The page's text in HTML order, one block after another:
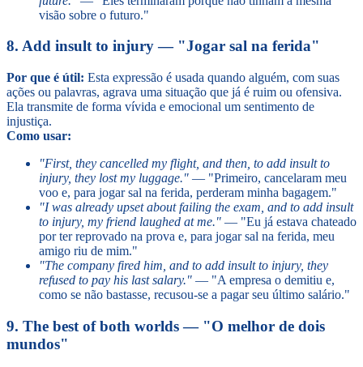
visão sobre o futuro."
8. Add insult to injury — "Jogar sal na ferida"
Por que é útil: Esta expressão é usada quando alguém, com suas
ações ou palavras, agrava uma situação que já é ruim ou ofensiva.
Ela transmite de forma vívida e emocional um sentimento de
injustiça.
Como usar:
"First, they cancelled my flight, and then, to add insult to
injury, they lost my luggage." — "Primeiro, cancelaram meu
voo e, para jogar sal na ferida, perderam minha bagagem."
"I was already upset about failing the exam, and to add insult
to injury, my friend laughed at me." — "Eu já estava chateado
por ter reprovado na prova e, para jogar sal na ferida, meu
amigo riu de mim."
"The company fired him, and to add insult to injury, they
refused to pay his last salary." — "A empresa o demitiu e,
como se não bastasse, recusou-se a pagar seu último salário."
9. The best of both worlds — "O melhor de dois
mundos"